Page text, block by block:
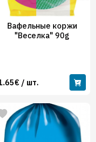
Вафельные коржи
"Веселка" 90g
/ шт.